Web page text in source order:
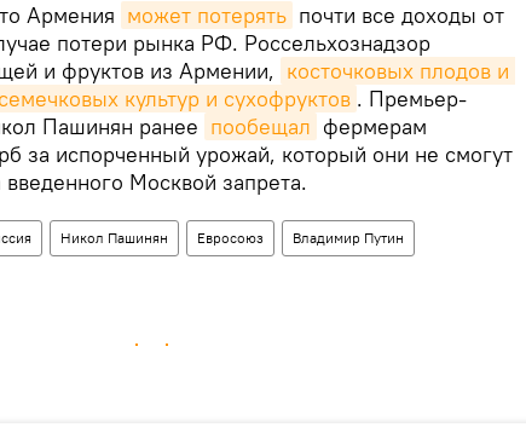
Армения может потерять почти все доходы от
потери рынка РФ. Россельхознадзор
и фруктов из Армении, косточковых плодов и
семечковых культур и сухофруктов . Премьер-
Пашинян ранее пообещал фермерам
за испорченный урожай, который они не смогут
Москвой запрета.
Никол Пашинян Евросоюз Владимир Путин